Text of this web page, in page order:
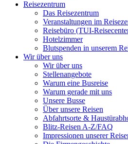
Reisezentrum
Das Reisezentrum
Veranstaltungen im
Reisebüro (TUI-
Hotelzimmer
Blutspenden in unserem
Wir über uns
Wir über uns
Stellenangebote
Warum eine Busreise
Warum gerade mit uns
Unsere Busse
Über unsere Reisen
Abfahrtsorte &
Blitz-Reisen A-Z/FAQ
Impressionen unserer